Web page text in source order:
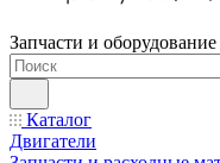
Запчасти и
Каталог
Двигатели